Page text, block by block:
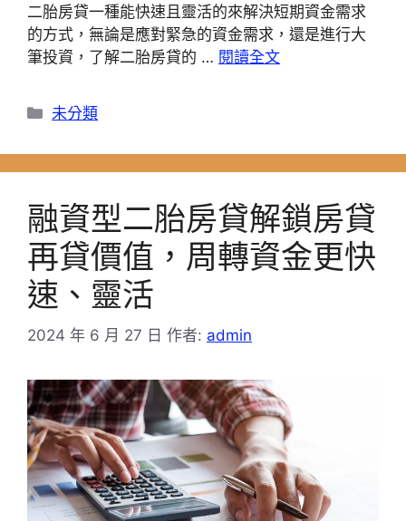
二胎房貸一種能快速且靈活的來解決短期資金需求
的方式，無論是應對緊急的資金需求，還是進行大
筆投資，了解二胎房貸的 … 閱讀全文
分
未分類
融資型二胎房貸解鎖房貸
再貸價值，周轉資金更快
速、靈活
2024 年 6 月 27 日 作者: admin